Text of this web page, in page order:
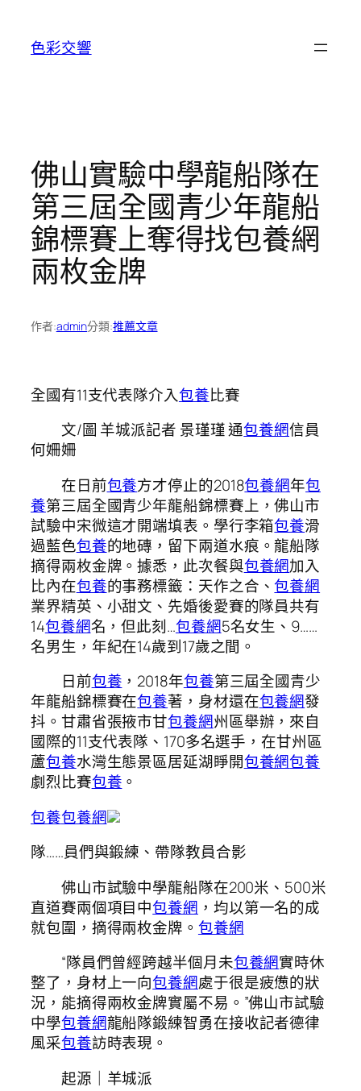
色彩交響
佛山實驗中學龍船隊在
第三屆全國青少年龍船
錦標賽上奪得找包養網
兩枚金牌
作者:admin分類:推薦文章
全國有11支代表隊介入包養比賽
文/圖 羊城派記者 景瑾瑾 通包養網信員
何姍姍
在日前包養方才停止的2018包養網年包
養第三屆全國青少年龍船錦標賽上，佛山市
試驗中宋微這才開端填表。學行李箱包養滑
過藍色包養的地磚，留下兩道水痕。龍船隊
摘得兩枚金牌。據悉，此次餐與包養網加入
比內在包養的事務標籤：天作之合、包養網
業界精英、小甜文、先婚後愛賽的隊員共有
14包養網名，但此刻…包養網5名女生、9……
名男生，年紀在14歲到17歲之間。
日前包養 ，2018年包養第三屆全國青少
年龍船錦標賽在包養著，身材還在包養網發
抖。甘肅省張掖市甘包養網州區舉辦，來自
國際的11支代表隊、170多名選手，在甘州區
蘆包養水灣生態景區居延湖睜開包養網包養
劇烈比賽包養 。
包養包養網
隊……員們與鍛練、帶隊教員合影
佛山市試驗中學龍船隊在200米、500米
直道賽兩個項目中包養網 ，均以第一名的成
就包圍，摘得兩枚金牌。 包養網
“隊員們曾經跨越半個月未包養網實時休
整了，身材上一向包養網處于很是疲憊的狀
況，能摘得兩枚金牌實屬不易。”佛山市試驗
中學包養網龍船隊鍛練智勇在接收記者德律
風采包養訪時表現。
起源｜羊城派